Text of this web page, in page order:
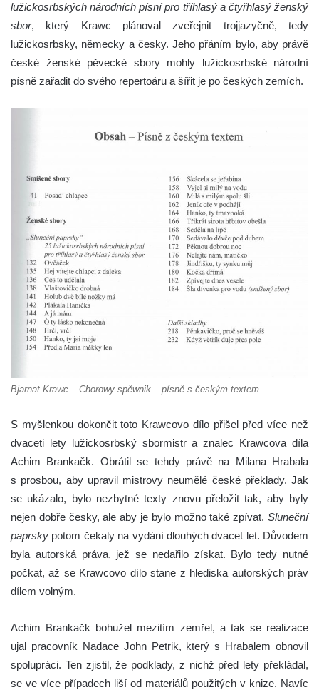
lužickosrbských národních písní pro tříhlasý a čtyřhlasý ženský
sbor, který Krawc plánoval zveřejnit trojjazyčně, tedy
lužickosrbsky, německy a česky. Jeho přáním bylo, aby právě
české ženské pěvecké sbory mohly lužickosrbské národní
písně zařadit do svého repertoáru a šířit je po českých zemích.
Bjarnat Krawc – Chorowy spěwnik – písně s českým textem
S myšlenkou dokončit toto Krawcovo dílo přišel před více než
dvaceti lety lužickosrbský sbormistr a znalec Krawcova díla
Achim Brankačk. Obrátil se tehdy právě na Milana Hrabala
s prosbou, aby upravil mistrovy neumělé české překlady. Jak
se ukázalo, bylo nezbytné texty znovu přeložit tak, aby byly
nejen dobře česky, ale aby je bylo možno také zpívat. Sluneční
paprsky potom čekaly na vydání dlouhých dvacet let. Důvodem
byla autorská práva, jež se nedařilo získat. Bylo tedy nutné
počkat, až se Krawcovo dílo stane z hlediska autorských práv
dílem volným.
Achim Brankačk bohužel mezitím zemřel, a tak se realizace
ujal pracovník Nadace John Petrik, který s Hrabalem obnovil
spolupráci. Ten zjistil, že podklady, z nichž před lety překládal,
se ve více případech liší od materiálů použitých v knize. Navíc